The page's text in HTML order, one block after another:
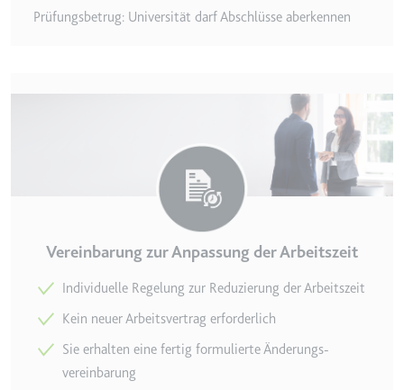
Typ:
Wird verwendet, um die
Interaktion der Nutzer mit
eingebetteten Inhalten zu
verfolgen.
Beständig
Typ:
HTML Local Storage
YtIdbMeta#databases
Anbieter:
youtube.com
Zweck:
Prüfungsbetrug: Universität darf Abschlüsse aberkennen
Vereinbarung zur Anpassung der Arbeitszeit
Individuelle Regelung zur Redu­zierung der Arbeitszeit
Kein neuer Arbeits­vertrag erforderlich
Sie erhalten eine fertig formulierte Änderungs­
vereinbarung